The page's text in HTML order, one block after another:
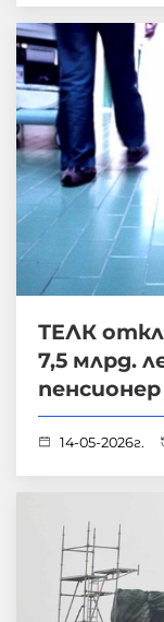
ТЕЛК
7,5 млрд.
14-05-2026г.